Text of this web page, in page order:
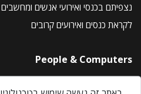
נצפיתם בכנסי ואירועי אנשים ומחשבים
לקראת כנסים ואירועים קרובים
People & Computers
About Us